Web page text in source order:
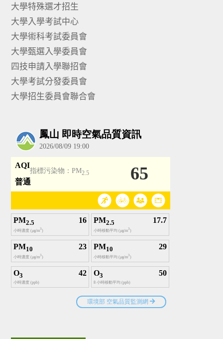
大學特殊選才招生
大學入學考試中心
大學術科考試委員會
大學甄選入學委員會
四技申請入學聯招會
大學考試分發委員會
大學招生委員會聯合會